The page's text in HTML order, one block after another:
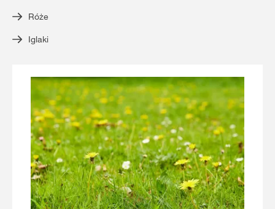
Róże
Iglaki